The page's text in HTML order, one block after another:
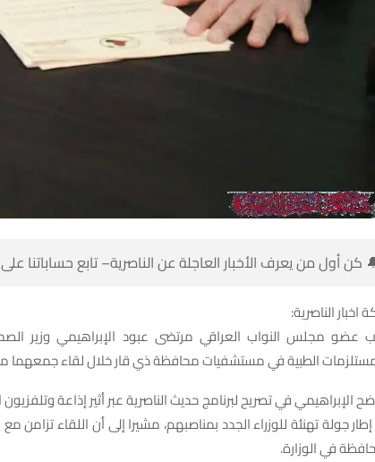
كن أول من يعرف الأخبار العاجلة عن الناصرية– تابع
اخبار الناصرية:
عضو مجلس النواب العراقي مرتضى عبود الإبراهيمي وزير
الطبية في مستشفيات محافظة ذي قار خلال لقاء جمعهما
الإبراهيمي في تصريح لبرنامج حديث الناصرية عبر أثير إذاعة
جولة تهنئة للوزراء الجدد بمناصبهم، مشيرا إلى أن اللقاء تزامن
في الوزارة.